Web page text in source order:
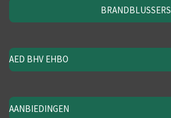
BRANDBLUSSERS
AED BHV EHBO
AANBIEDINGEN